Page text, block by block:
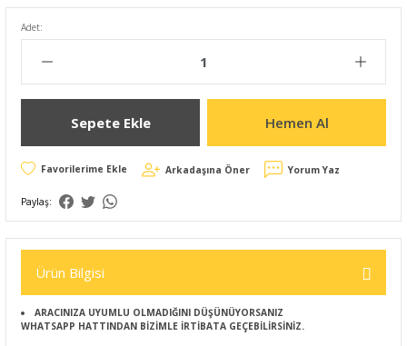
Adet:
Sepete Ekle Hemen Al
Arkadaşına Öner Yorum Yaz
Paylaş:
Ürün Bilgisi
ARACINIZA UYUMLU OLMADIĞINI DÜŞÜNÜYORSANIZ
WHATSAPP HATTINDAN BİZİMLE İRTİBATA GEÇEBİLİRSİNİZ.